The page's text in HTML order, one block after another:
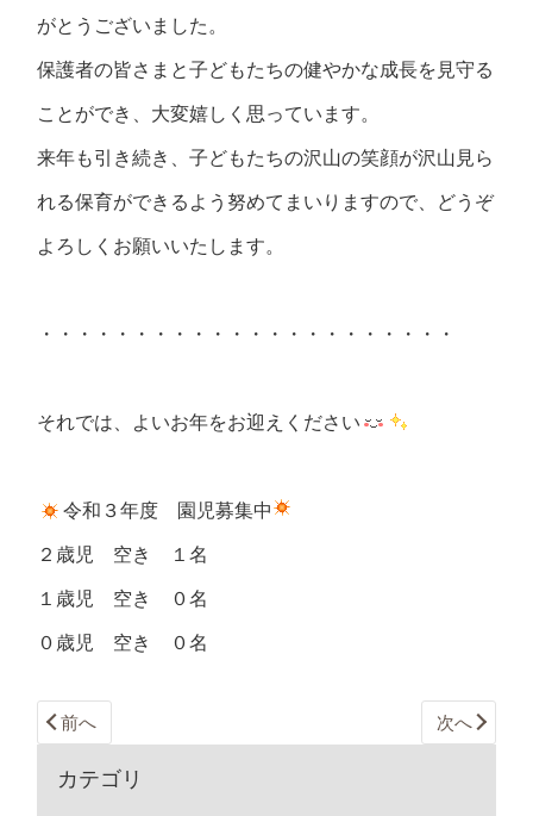
がとうございました 。
保護者の皆さまと子どもたちの健やかな成長を見守る
ことができ、大変嬉しく思っています。
来年も引き続き、子どもたちの沢山の笑顔が沢山見ら
れる保育ができるよう努めてまいりますので、どうぞ
よろしくお願いいたします。
・・・・・・・・・・・・・・・・・・・・・・
それでは、よいお年をお迎えください
令和３年度 園児募集中
２歳児 空き １名
１歳児 空き ０名
０歳児 空き ０名
前へ 次へ
カテゴリ